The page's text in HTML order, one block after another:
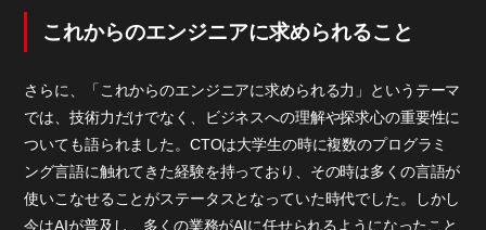
これからのエンジニアに求められること
さらに、「これからのエンジニアに求められる力」というテーマ
では、技術力だけでなく、ビジネスへの理解や探求心の重要性に
ついても語られました。CTOは大学生の時に複数のプログラミ
ング言語に触れてきた経験を持っており、その時は多くの言語が
使いこなせることがステータスとなっていた時代でした。しかし
今はAIが普及し、多くの業務がAIに任せられるようになったこと